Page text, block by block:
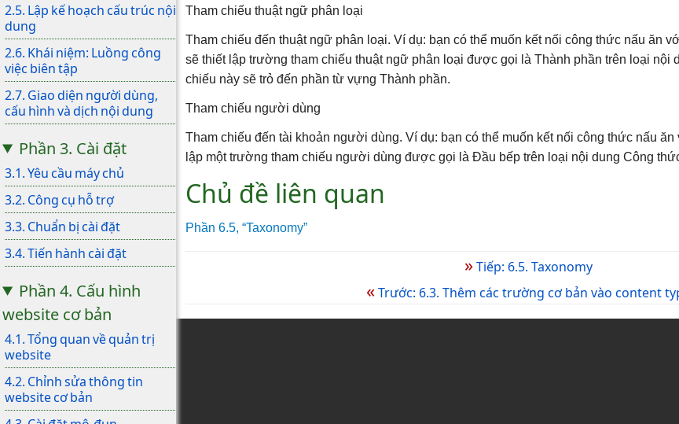
2.5. Lập kế hoạch cấu trúc nội
dung
2.6. Khái niệm: Luồng công
việc biên tập
2.7. Giao diện người dùng,
cấu hình và dịch nội dung
Phần 3. Cài đặt
3.1. Yêu cầu máy chủ
3.2. Công cụ hỗ trợ
3.3. Chuẩn bị cài đặt
3.4. Tiến hành cài đặt
Phần 4. Cấu hình
website cơ bản
4.1. Tổng quan về quản trị
website
4.2. Chỉnh sửa thông tin
website cơ bản
Tham chiếu thuật ngữ phân loại
Tham chiếu đến thuật ngữ phân loại. Ví dụ: bạn có thể muốn kết nối công thức nấu ăn
sẽ thiết lập trường tham chiếu thuật ngữ phân loại được gọi là Thành phần trên loại nội
chiếu này sẽ trỏ đến phần từ vựng Thành phần.
Tham chiếu người dùng
Tham chiếu đến tài khoản người dùng. Ví dụ: bạn có thể muốn kết nối công thức nấu
lập một trường tham chiếu người dùng được gọi là Đầu bếp trên loại nội dung Công
Chủ đề liên quan
Phần 6.5, “Taxonomy”
»Tiếp: 6.5. Taxonomy
«Trước: 6.3. Thêm các trường cơ bản vào content